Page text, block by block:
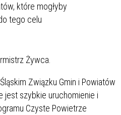
które mogłyby
tego celu
Żywca.
Związku Gmin i Powiatów
jest szybkie uruchomienie i
Czyste Powietrze